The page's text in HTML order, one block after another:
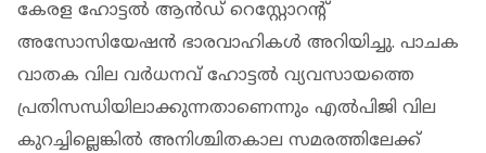
കേരള ഹോട്ടൽ ആൻഡ് റെസ്റ്റോറൻ്റ്
അസോസിയേഷൻ ഭാരവാഹികൾ അറിയിച്ചു. പാചക
വാതക വില വർധനവ് ഹോട്ടൽ വ്യവസായത്തെ
പ്രതിസന്ധിയിലാക്കുന്നതാണെന്നും എൽപിജി വില
കുറച്ചില്ലെങ്കിൽ അനിശ്ചിതകാല സമരത്തിലേക്ക്